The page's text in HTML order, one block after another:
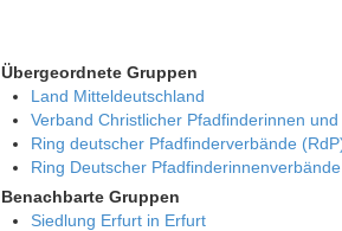
Übergeordnete Gruppen
Land Mitteldeutschland
Verband Christlicher Pfadfinderinnen
Ring deutscher Pfadfinderverbände
Ring Deutscher
Benachbarte Gruppen
Siedlung Erfurt in Erfurt